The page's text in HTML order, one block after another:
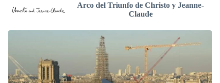
Arco del Triunfo de Christo y Jeanne-
Claude